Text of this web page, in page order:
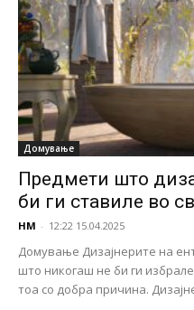
Домување
Предмети што
би ги ставиле во
НМ - 12:22 15.04.2025
Домување Дизајнерите на
што никогаш не би ги
тоа со добра причина.